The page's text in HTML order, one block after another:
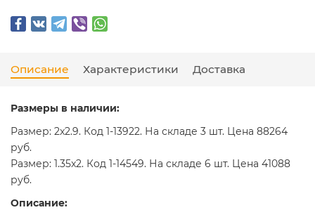
Описание Характеристики Доставка
Размеры в наличии:
Размер: 2x2.9. Код 1-13922. На складе 3 шт. Цена 88264
руб.
Размер: 1.35x2. Код 1-14549. На складе 6 шт. Цена 41088
руб.
Описание: